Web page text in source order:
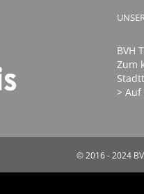
BVH
Zum
> Auf
© 2016 - 2024